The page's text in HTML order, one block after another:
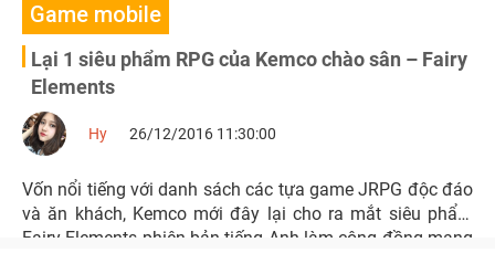
Game mobile
Lại 1 siêu phẩm RPG của Kemco chào sân – Fairy
Elements
Hy 26/12/2016 11:30:00
Vốn nổi tiếng với danh sách các tựa game JRPG độc đáo
và ăn khách, Kemco mới đây lại cho ra mắt siêu phẩm
Fairy Elements phiên bản tiếng Anh làm cộng đồng mạng